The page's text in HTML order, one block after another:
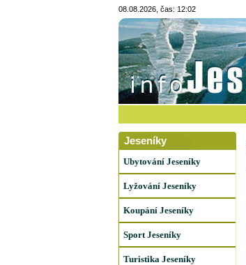
08.08.2026, čas: 12:02
Jeseníky
Ubytování Jeseníky
Lyžování Jeseníky
Koupání Jeseníky
Sport Jeseníky
Turistika Jeseníky